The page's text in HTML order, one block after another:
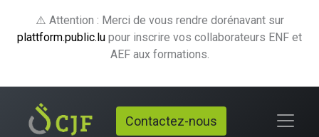
⚠️ Attention : Merci de vous rendre dorénavant sur
plattform.public.lu pour inscrire vos collaborateurs ENF et
AEF aux formations.
Contactez-nous